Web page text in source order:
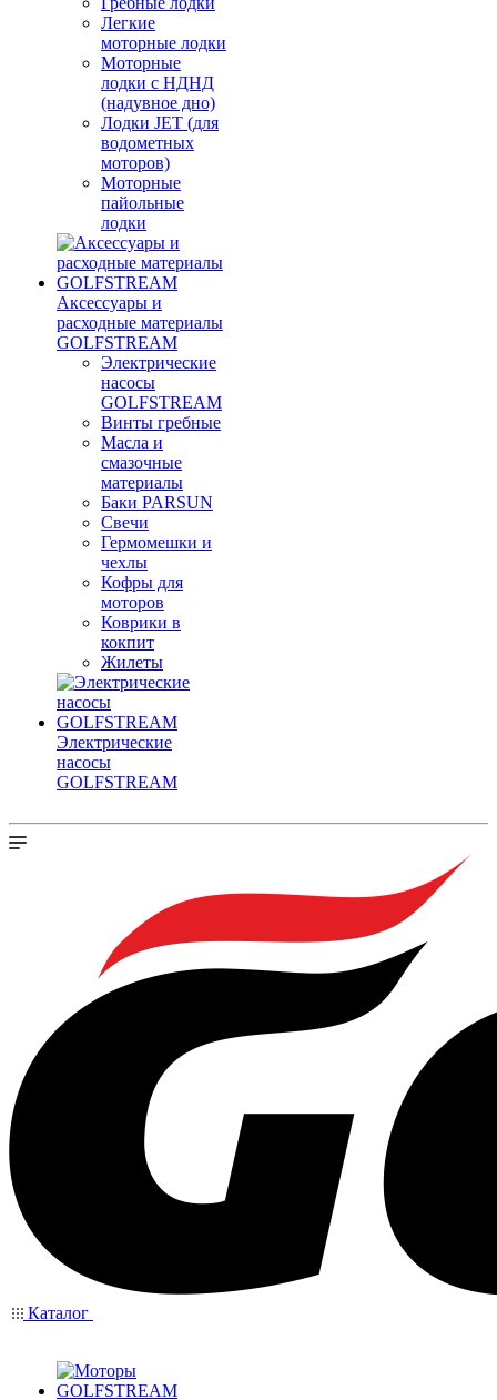
Легкие
моторные лодки
Моторные
лодки с НДНД
(надувное дно)
Лодки JET (для
водометных
моторов)
Моторные
пайольные
лодки
Аксессуары и
расходные материалы
GOLFSTREAM
Электрические
насосы
GOLFSTREAM
Винты гребные
Масла и
смазочные
материалы
Баки PARSUN
Свечи
Гермомешки и
чехлы
Кофры для
моторов
Коврики в
кокпит
Жилеты
Электрические
насосы
GOLFSTREAM
Каталог